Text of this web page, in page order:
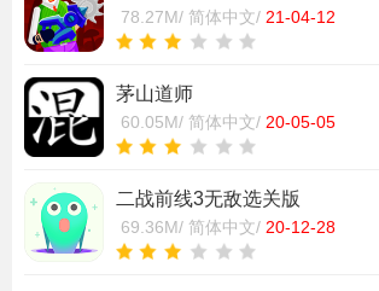
78.27M/ 简体中文/ 21-04-12
茅山道师
60.05M/ 简体中文/ 20-05-05
二战前线3无敌选关版
69.36M/ 简体中文/ 20-12-28